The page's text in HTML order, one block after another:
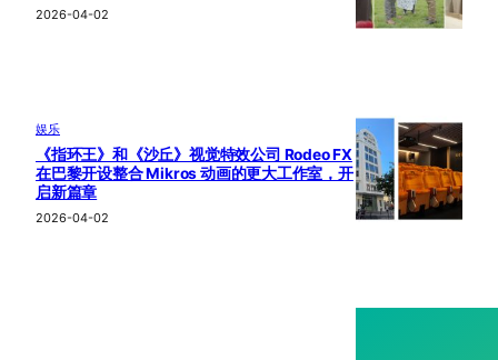
2026-04-02
娱乐
《指环王》和《沙丘》视觉特效公司 Rodeo FX
在巴黎开设整合 Mikros 动画的更大工作室，开
启新篇章
2026-04-02